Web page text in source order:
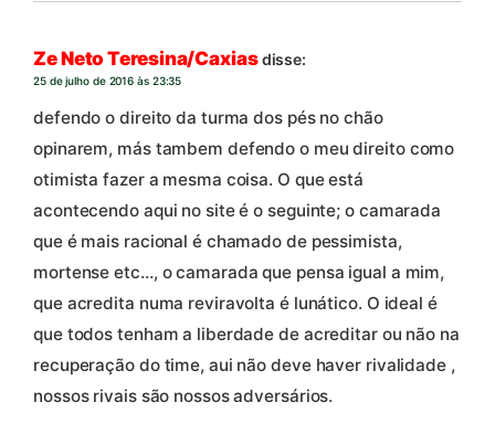
Ze Neto Teresina/Caxiasdisse:
25 de julho de 2016 às 23:35
defendo o direito da turma dos pés no chão
opinarem, más tambem defendo o meu direito como
otimista fazer a mesma coisa. O que está
acontecendo aqui no site é o seguinte; o camarada
que é mais racional é chamado de pessimista,
mortense etc…, o camarada que pensa igual a mim,
que acredita numa reviravolta é lunático. O ideal é
que todos tenham a liberdade de acreditar ou não na
recuperação do time, aui não deve haver rivalidade ,
nossos rivais são nossos adversários.